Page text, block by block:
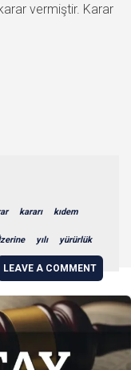
vermiştir. Karar
kararı kıdem
yılı yürürlük
LEAVE A COMMENT